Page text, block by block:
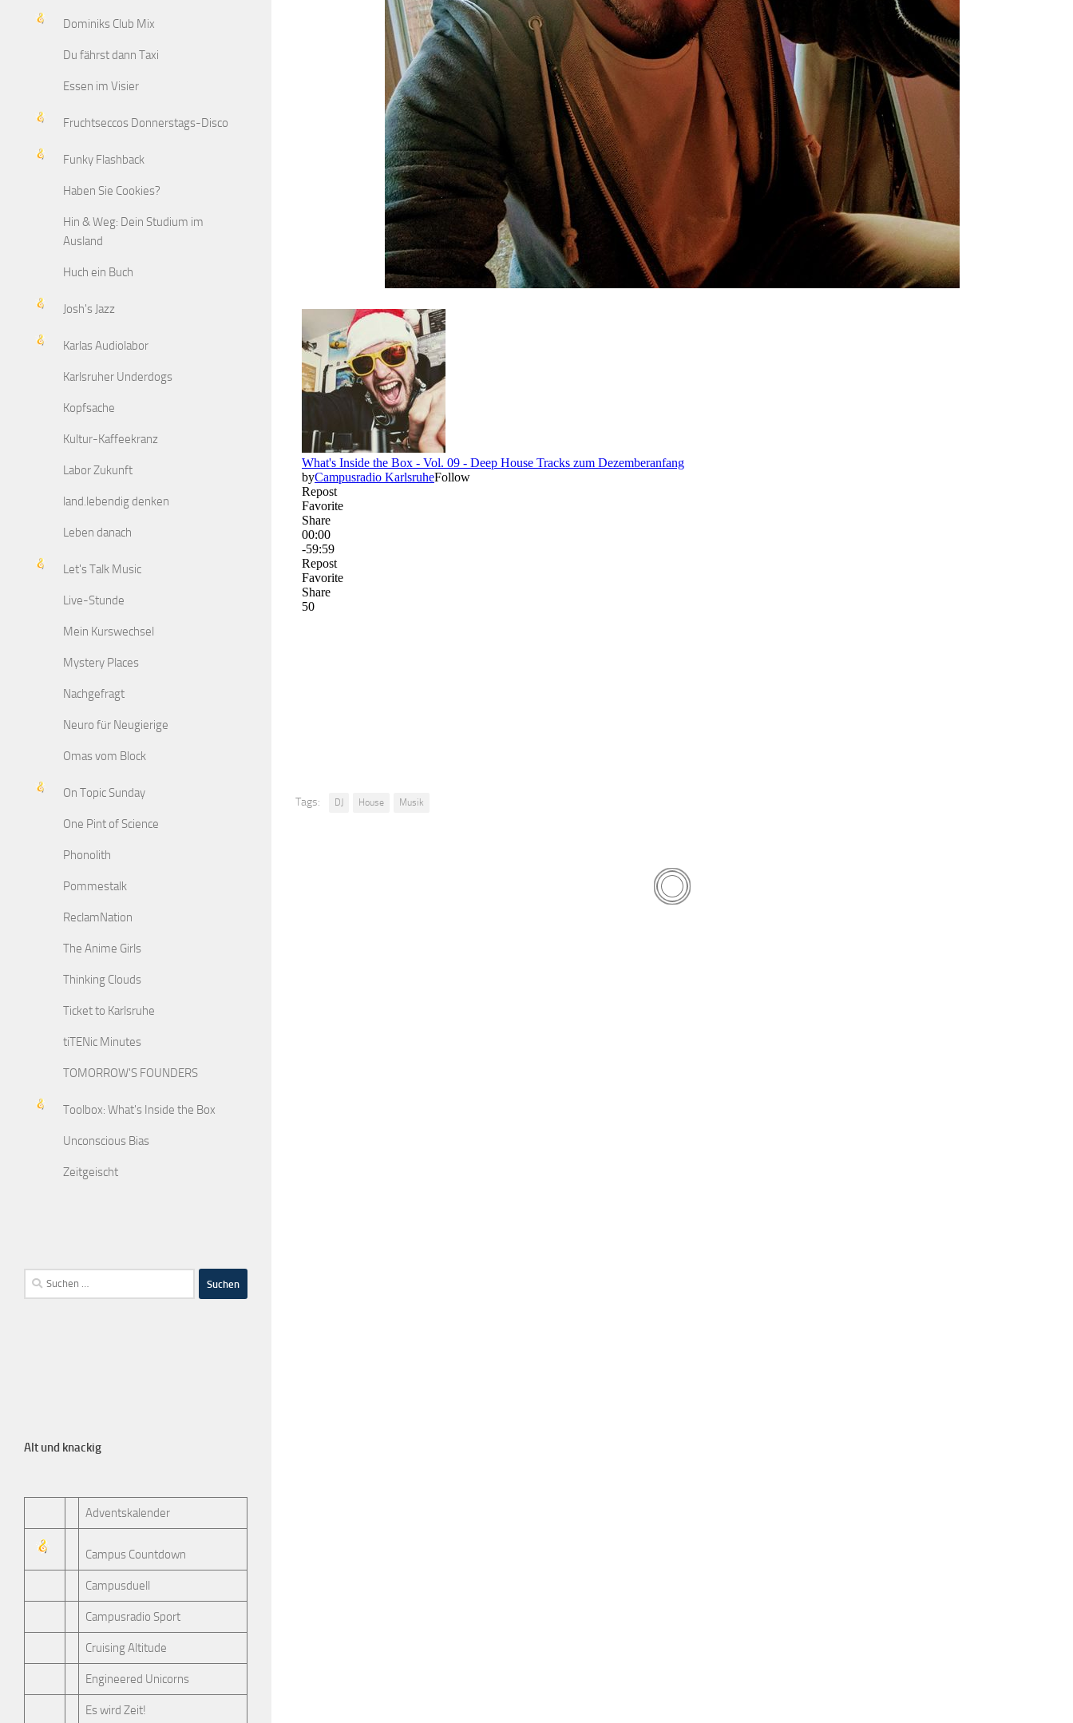
Tags: DJ House Musik
Dominiks Club Mix
Du fährst dann Taxi
Essen im Visier
Fruchtseccos Donnerstags-Disco
Funky Flashback
Haben Sie Cookies?
Hin & Weg: Dein Studium im
Ausland
Huch ein Buch
Josh's Jazz
Karlas Audiolabor
Karlsruher Underdogs
Kopfsache
Kultur-Kaffeekranz
Labor Zukunft
land.lebendig denken
Leben danach
Let's Talk Music
Live-Stunde
Mein Kurswechsel
Mystery Places
Nachgefragt
Neuro für Neugierige
Omas vom Block
On Topic Sunday
One Pint of Science
Phonolith
Pommestalk
ReclamNation
The Anime Girls
Thinking Clouds
Ticket to Karlsruhe
tiTENic Minutes
TOMORROW'S FOUNDERS
Toolbox: What's Inside the Box
Unconscious Bias
Zeitgeischt
Alt und knackig
Adventskalender
Campus Countdown
Campusduell
Campusradio Sport
Cruising Altitude
Engineered Unicorns
Es wird Zeit!